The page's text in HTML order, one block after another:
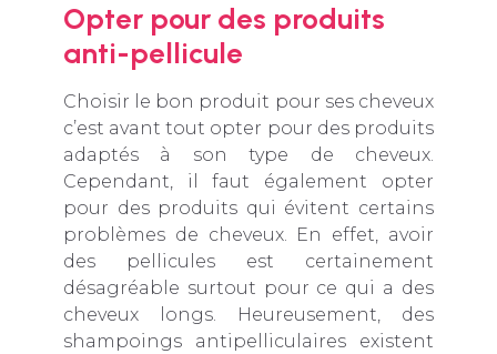
Opter pour des produits
anti-pellicule
Choisir le bon produit pour ses cheveux
c’est avant tout opter pour des produits
adaptés à son type de cheveux.
Cependant, il faut également opter
pour des produits qui évitent certains
problèmes de cheveux. En effet, avoir
des pellicules est certainement
désagréable surtout pour ce qui a des
cheveux longs. Heureusement, des
shampoings antipelliculaires existent